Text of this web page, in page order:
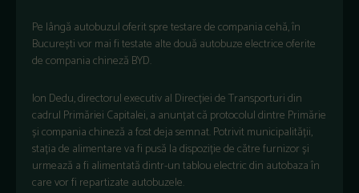
Pe lângă autobuzul oferit spre testare de compania cehă, în
București vor mai fi testate alte două autobuze electrice oferite
de compania chineză BYD.
Ion Dedu, directorul executiv al Direcției de Transporturi din
cadrul Primăriei Capitalei, a anunțat că protocolul dintre Primărie
și compania chineză a fost deja semnat. Potrivit municipalității,
stația de alimentare va fi pusă la dispoziție de către furnizor și
urmează a fi alimentată dintr-un tablou electric din autobaza în
care vor fi repartizate autobuzele.